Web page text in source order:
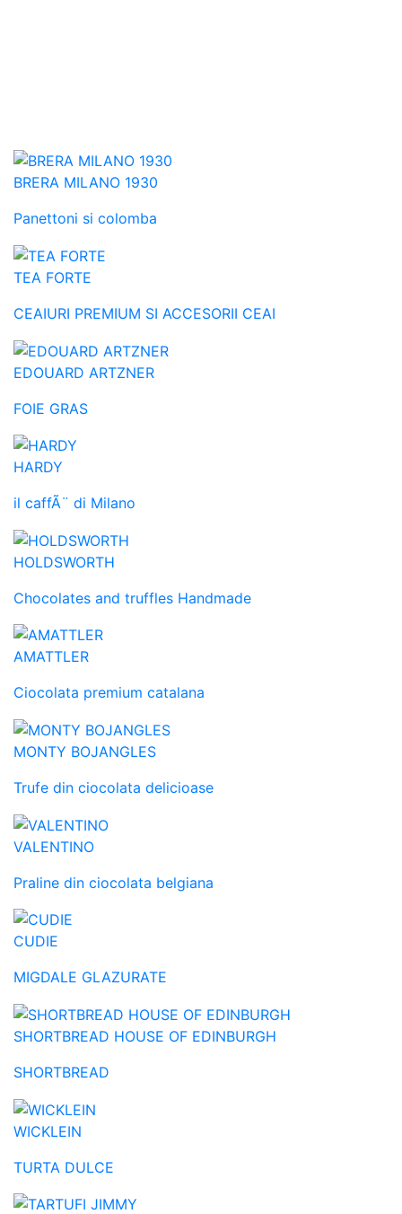
BRERA MILANO 1930
Panettoni si colomba
TEA FORTE
CEAIURI PREMIUM SI ACCESORII CEAI
EDOUARD ARTZNER
FOIE GRAS
HARDY
il caffÃ¨ di Milano
HOLDSWORTH
Chocolates and truffles Handmade
AMATTLER
Ciocolata premium catalana
MONTY BOJANGLES
Trufe din ciocolata delicioase
VALENTINO
Praline din ciocolata belgiana
CUDIE
MIGDALE GLAZURATE
SHORTBREAD HOUSE OF EDINBURGH
SHORTBREAD
WICKLEIN
TURTA DULCE